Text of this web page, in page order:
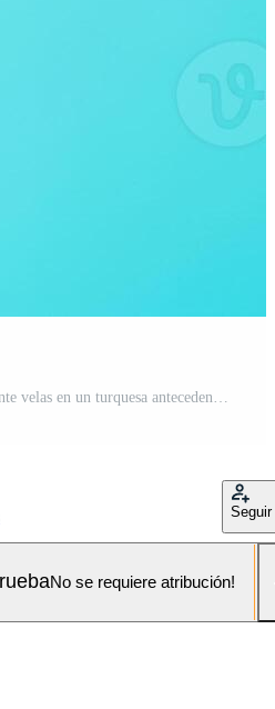
Seguir
No se requiere atribución!